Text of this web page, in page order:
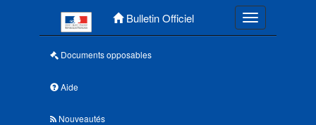
Bulletin Officiel Toggle
Documents opposables
Aide
Nouveautés